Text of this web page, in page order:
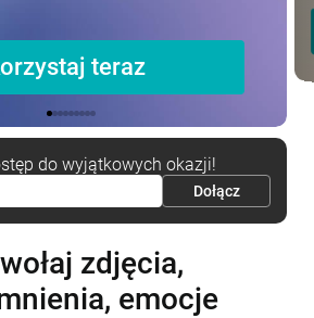
teraz
do wyjątkowych okazji!
zdjęcia,
emocje